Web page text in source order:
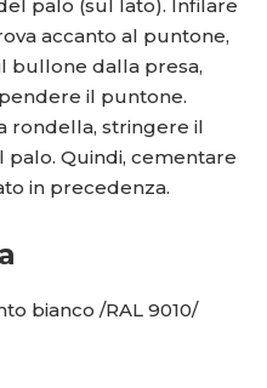
palo (sul lato). Infilare
accanto al puntone,
bullone dalla presa,
il puntone.
rondella, stringere il
Quindi, cementare
in precedenza.
bianco /RAL 9010/